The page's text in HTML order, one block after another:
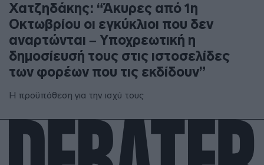
Χατζηδάκης: “Άκυρες από 1η
Οκτωβρίου οι εγκύκλιοι που δεν
αναρτώνται – Υποχρεωτική η
δημοσίευσή τους στις ιστοσελίδες
των φορέων που τις εκδίδουν”
Η προϋπόθεση για την ισχύ τους